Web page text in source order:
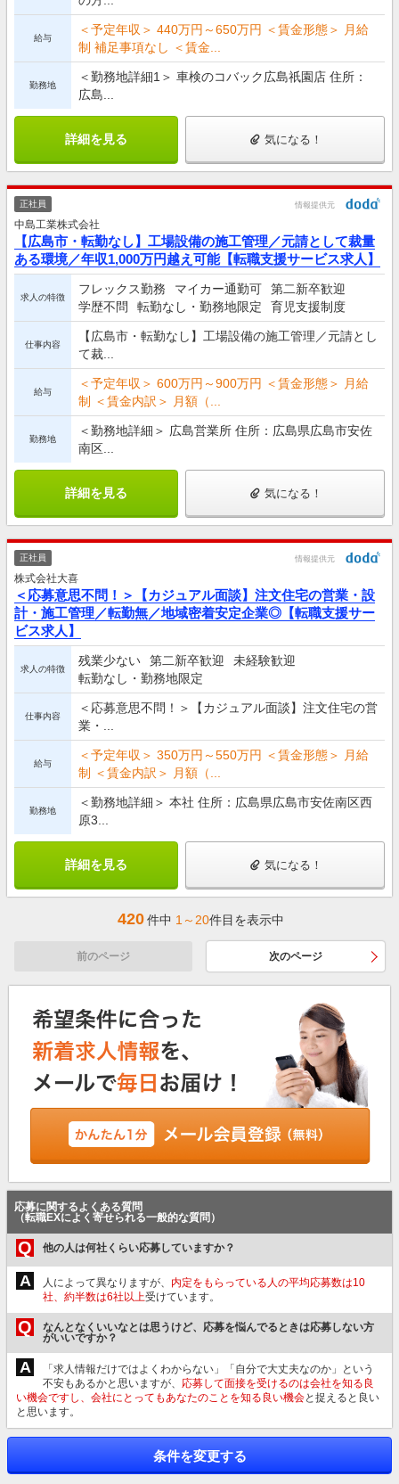
給与
＜予定年収＞ 440万円～650万円 ＜賃金形態＞ 月給
制 補足事項なし ＜賃金...
勤務地
＜勤務地詳細1＞ 車検のコバック広島祇園店 住所：
広島...
詳細を見る 気になる！
正社員 情報提供元
中島工業株式会社
【広島市・転勤なし】工場設備の施工管理／元請として裁量
ある環境／年収1,000万円越え可能【転職支援サービス求人】
求人の特徴
フレックス勤務 マイカー通勤可
第二新卒歓迎
学歴不問
転勤なし・勤務地限定 育児支援制度
仕事内容
【広島市・転勤なし】工場設備の施工管理／元請とし
て裁...
給与
＜予定年収＞ 600万円～900万円 ＜賃金形態＞ 月給
制 ＜賃金内訳＞ 月額（...
勤務地
＜勤務地詳細＞ 広島営業所 住所：広島県広島市安佐
南区...
詳細を見る 気になる！
正社員 情報提供元
株式会社大喜
＜応募意思不問！＞【カジュアル面談】注文住宅の営業・設
計・施工管理／転勤無／地域密着安定企業◎【転職支援サー
ビス求人】
求人の特徴
残業少ない 第二新卒歓迎
未経験歓迎
転勤なし・勤務地限定
仕事内容
＜応募意思不問！＞【カジュアル面談】注文住宅の営
業・...
給与
＜予定年収＞ 350万円～550万円 ＜賃金形態＞ 月給
制 ＜賃金内訳＞ 月額（...
勤務地
＜勤務地詳細＞ 本社 住所：広島県広島市安佐南区西
原3...
詳細を見る 気になる！
420件中 1～20件目を表示中
前のページ 次のページ
応募に関するよくある質問
（転職EXによく寄せられる一般的な質問）
Q 他の人は何社くらい応募していますか？
A 人によって異なりますが、 内定をもらっている人の平均応募数は10
社、約半数は6社以上受けています。
Q
なんとなくいいなとは思うけど、応募を悩んでるときは応募しない方
がいいですか？
A
「求人情報だけではよくわからない」「自分で大丈夫なのか」という
不安もあるかと思いますが、 応募して面接を受けるのは会社を知る良
い機会ですし、会社にとってもあなたのことを知る良い機会と捉えると良い
と思います。
条件を変更する